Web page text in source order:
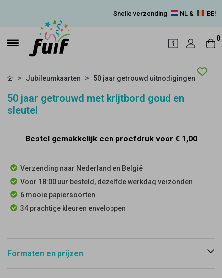
Snelle verzending NL & BE!
0
Jubileumkaarten 50 jaar getrouwd uitnodigingen
50 jaar getrouwd met krijtbord goud en
sleutel
Bestel gemakkelijk een proefdruk voor € 1,00
Verzending naar Nederland en België
Voor 18:00 uur besteld, dezelfde werkdag verzonden
6 mooie papiersoorten
34 prachtige kleuren enveloppen
Formaten en prijzen